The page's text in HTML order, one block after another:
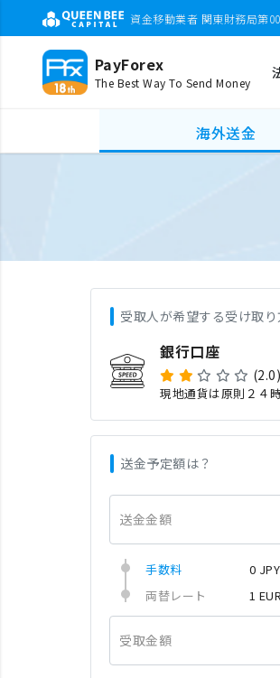
資金移動業者 関東財務局第
PayForex
The Best Way To Send Money
海外送金
受取人が希望する受け取り
銀行口座
(2.0)
現地通貨は原則２４
送金予定額は？
送金金額
手数料
0 JPY
両替レート
1
受取金額